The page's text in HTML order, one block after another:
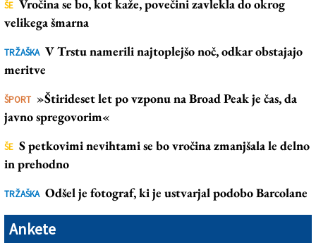
ŠE Vročina se bo, kot kaže, povečini zavlekla do okrog
velikega šmarna
TRŽAŠKA V Trstu namerili najtoplejšo noč, odkar obstajajo
meritve
ŠPORT »Štirideset let po vzponu na Broad Peak je čas, da
javno spregovorim«
ŠE S petkovimi nevihtami se bo vročina zmanjšala le delno
in prehodno
TRŽAŠKA Odšel je fotograf, ki je ustvarjal podobo Barcolane
Ankete